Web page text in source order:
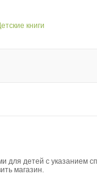
книги
для детей с указанием
магазин.